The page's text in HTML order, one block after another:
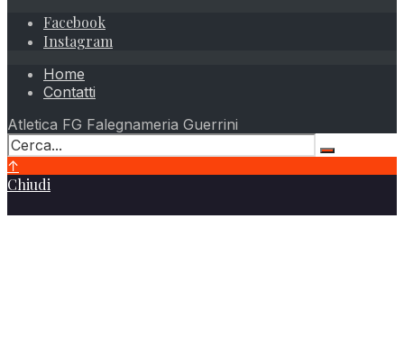
Facebook
Instagram
Home
Contatti
Atletica FG Falegnameria Guerrini
↑
Chiudi